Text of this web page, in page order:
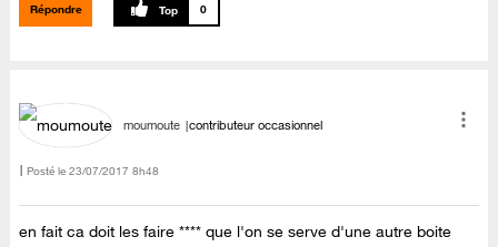
Répondre 0
moumoute contributeur occasionnel
Posté le ‎23/07/2017 8h48
en fait ca doit les faire **** que l'on se serve d'une autre boite